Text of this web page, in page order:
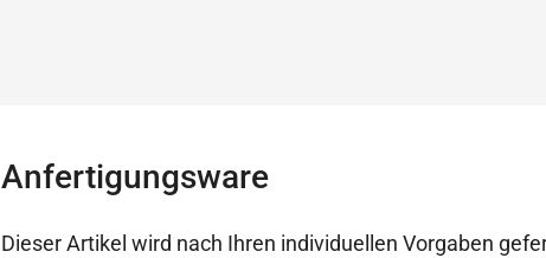
Anfertigungsware
Dieser Artikel wird nach Ihren individuellen Vorgaben